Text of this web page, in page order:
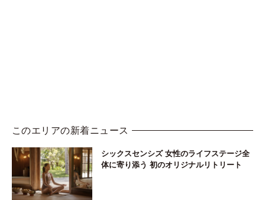
このエリアの新着ニュース
シックスセンシズ 女性のライフステージ全
体に寄り添う 初のオリジナルリトリート